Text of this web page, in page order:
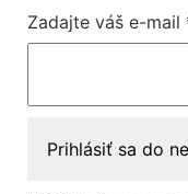
Zadajte váš e-mail